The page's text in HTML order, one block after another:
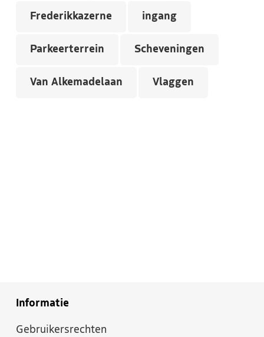
Frederikkazerne ingang
Parkeerterrein Scheveningen
Van Alkemadelaan Vlaggen
Informatie
Gebruikersrechten